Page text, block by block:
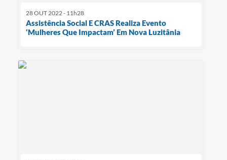
28 OUT 2022 - 11h28
Assistência Social E CRAS Realiza Evento
‘Mulheres Que Impactam’ Em Nova Luzitânia